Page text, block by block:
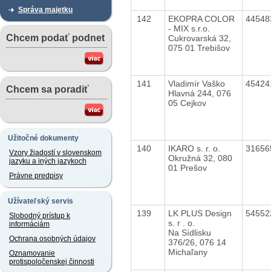
Správa majetku
Chcem podať podnet
Chcem sa poradiť
Užitočné dokumenty
Vzory žiadostí v slovenskom
jazyku a iných jazykoch
Právne predpisy
Užívateľský servis
Slobodný prístup k
informáciám
Ochrana osobných údajov
Oznamovanie
protispoločenskej činnosti
142
EKOPRA COLOR
- MIX s.r.o.
Cukrovarská 32,
075 01 Trebišov
141
Vladimír Vaško
Hlavná 244, 076
05 Cejkov
140
IKARO s. r. o.
Okružná 32, 080
01 Prešov
139
LK PLUS Design
s. r . o.
Na Sídlisku
376/26, 076 14
Michaľany